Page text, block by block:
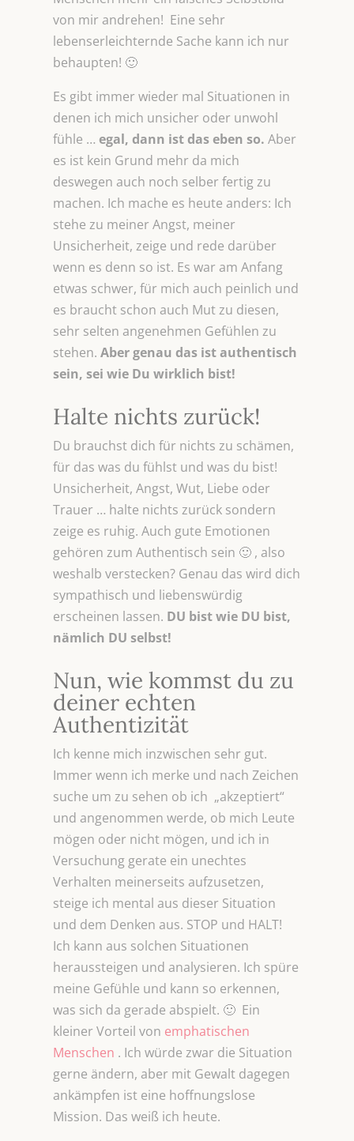
von mir andrehen! Eine sehr
lebenserleichternde Sache kann ich nur
behaupten! 🙂
Es gibt immer wieder mal Situationen in
denen ich mich unsicher oder unwohl
fühle …egal, dann ist das eben so.Aber
es ist kein Grund mehr da mich
deswegen auch noch selber fertig zu
machen. Ich mache es heute anders: Ich
stehe zu meiner Angst, meiner
Unsicherheit, zeige und rede darüber
wenn es denn so ist. Es war am Anfang
etwas schwer, für mich auch peinlich und
es braucht schon auch Mut zu diesen,
sehr selten angenehmen Gefühlen zu
stehen.Aber genau das istauthentisch
sein, sei wie Du wirklich bist!
Halte nichts zurück!
Du brauchst dich für nichts zu schämen,
für das was du fühlst und was du bist!
Unsicherheit, Angst, Wut, Liebe oder
Trauer … halte nichts zurück sondern
zeige es ruhig. Auch gute Emotionen
gehören zum Authentisch sein 🙂 , also
weshalb verstecken? Genau das wird dich
sympathisch und liebenswürdig
erscheinen lassen. DU bist wie DU bist,
nämlich DU selbst!
Nun, wie kommst du zu
deiner echten
Authentizität
Ich kenne mich inzwischen sehr gut.
Immer wenn ich merke und nach Zeichen
suche um zu sehen ob ich „akzeptiert“
und angenommen werde, ob mich Leute
mögen oder nicht mögen, und ich in
Versuchung gerate ein unechtes
Verhalten meinerseits aufzusetzen,
steige ich mental aus dieser Situation
und dem Denken aus. STOP und HALT!
Ich kann aus solchen Situationen
heraussteigen und analysieren. Ich spüre
meine Gefühle und kann so erkennen,
was sich da gerade abspielt. 🙂 Ein
kleiner Vorteil von emphatischen
Menschen . Ich würde zwar die Situation
gerne ändern, aber mit Gewalt dagegen
ankämpfen ist eine hoffnungslose
Mission. Das weiß ich heute.